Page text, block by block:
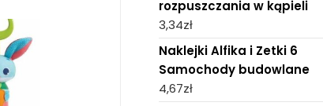
rozpuszczania w kąpieli
3,34zł
Naklejki Alfika i Zetki 6
Samochody budowlane
4,67zł